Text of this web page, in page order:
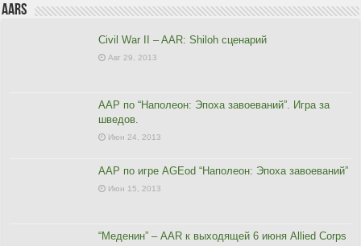
AARs
Civil War II – AAR: Shiloh сценарий
Авг 29, 2013
ААР по “Наполеон: Эпоха завоеваний”. Игра за
шведов.
Июн 24, 2013
ААР по игре AGEod “Наполеон: Эпоха завоеваний”
Июн 15, 2013
“Меденин” – AAR к выходящей 6 июня Allied Corps